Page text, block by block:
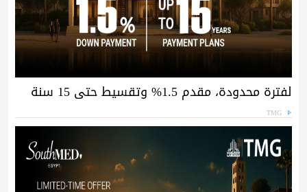
لفترة محدودة، مقدم 1.5% وتقسيط حتى 15 سنة
TMG